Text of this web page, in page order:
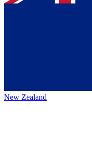
New Zealand